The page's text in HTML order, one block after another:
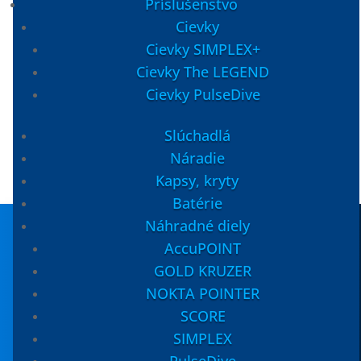
Cievky
Cievky SIMPLEX+
Cievky The LEGEND
Cievky PulseDive
Slúchadlá
Náradie
Kapsy, kryty
Batérie
Náhradné diely
AccuPOINT
GOLD KRUZER
NOKTA POINTER
SCORE
SIMPLEX
bola:
4,80 €.
je:
3,84 €.
Velcro páska 5x 200x20
Skladom
1,70
Pôvodná
cena
bola:
1,36 €Aktuálna
cena
je:
množstvo
Camouflage
Pridať do košíka
Rukavice Camouflage
Rukavice ProHunter Light Pro Camouflage
maskáčové